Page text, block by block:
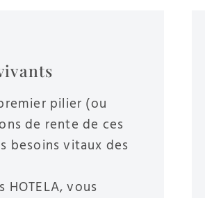
pilier (ou
de rente de ces
besoins vitaux des
vous